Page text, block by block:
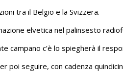
tra il Belgio e la Svizzera.
elvetica nel palinsesto
campano c’è lo spiegherà il
poi seguire, con cadenza